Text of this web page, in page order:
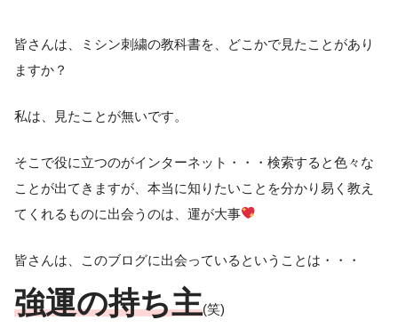
皆さんは、ミシン刺繍の教科書を、どこかで見たことがあり
ますか？
私は、見たことが無いです。
そこで役に立つのがインターネット・・・検索すると色々な
ことが出てきますが、本当に知りたいことを分かり易く教え
てくれるものに出会うのは、運が大事
皆さんは、このブログに出会っているということは・・・
強運の持ち主(笑)